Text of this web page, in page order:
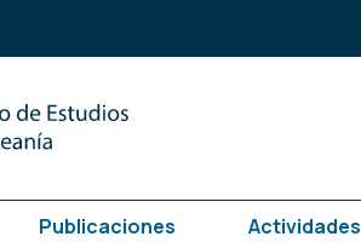
Publicaciones Actividades